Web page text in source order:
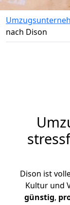
nach Dison
Dison ist
Kultur und
günstig,